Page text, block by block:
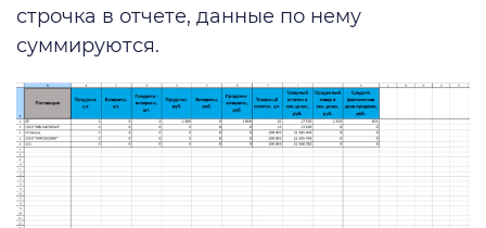
строчка в отчете, данные по нему
суммируются.